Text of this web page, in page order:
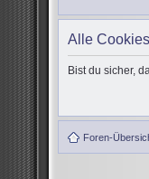
Alle
Bist du sicher,
Foren-